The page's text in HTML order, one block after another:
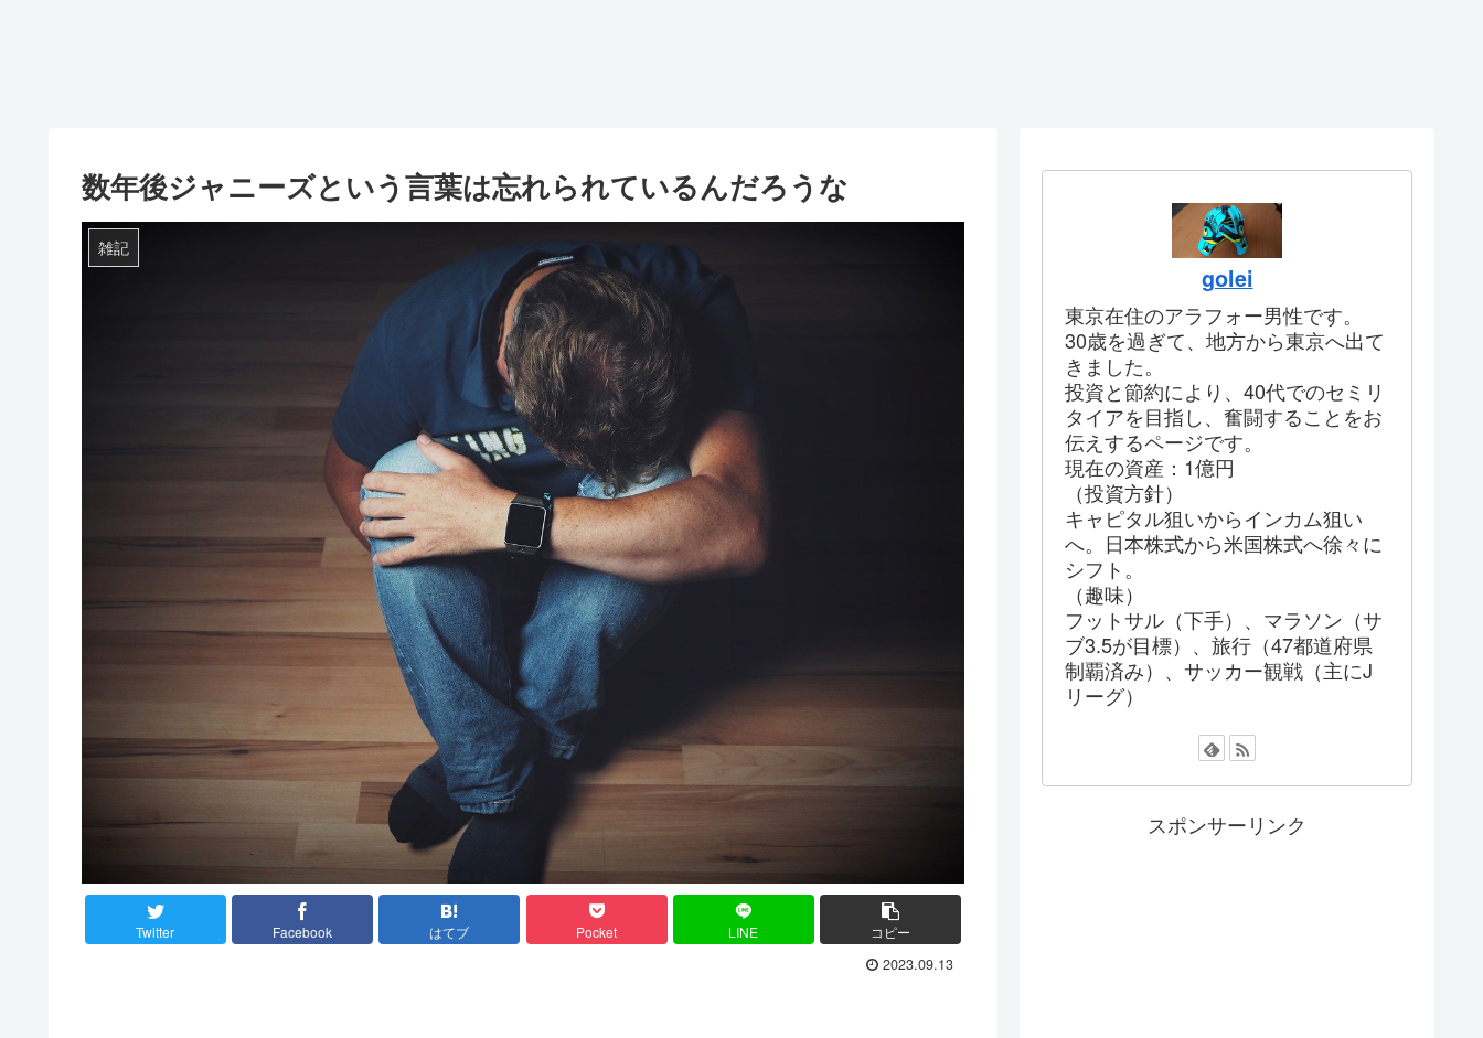
数年後ジャニーズという言葉は忘れられているんだろうな
雑記
Twitter Facebook はてブ Pocket LINE コピー
2023.09.13
golei
東京在住のアラフォー男性です。
30歳を過ぎて、地方から東京へ出て
きました。
投資と節約により、40代でのセミリ
タイアを目指し、奮闘することをお
伝えするページです。
現在の資産：1億円
（投資方針）
キャピタル狙いからインカム狙い
へ。日本株式から米国株式へ徐々に
シフト。
（趣味）
フットサル（下手）、マラソン（サ
ブ3.5が目標）、旅行（47都道府県
制覇済み）、サッカー観戦（主にJ
リーグ）
スポンサーリンク